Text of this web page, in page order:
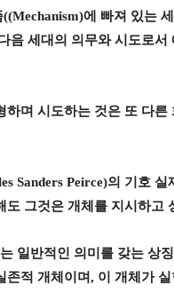
((Mechanism)에 빠져 있는
음 세대의 의무와 시도로
하며 시도하는 것은 또 다른
Sanders Peirce)의 기호 실
도 그것은 개체를 지시하고
일반적인 의미를 갖는 상
존적 개체이며, 이 개체가